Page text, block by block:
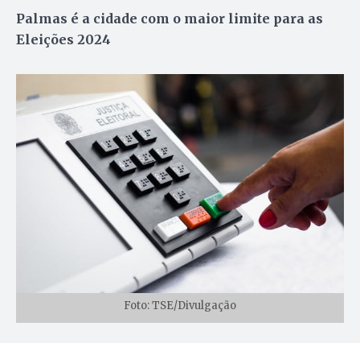
Palmas é a cidade com o maior limite para as
Eleições 2024
Foto: TSE/Divulgação